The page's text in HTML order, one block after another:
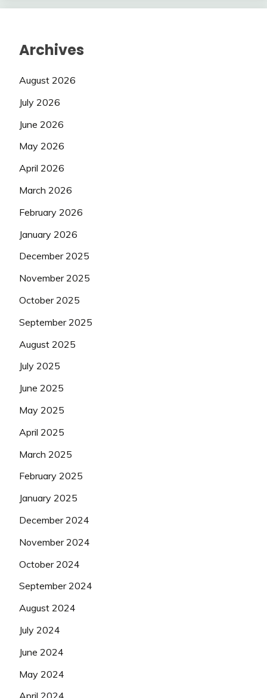
Archives
August 2026
July 2026
June 2026
May 2026
April 2026
March 2026
February 2026
January 2026
December 2025
November 2025
October 2025
September 2025
August 2025
July 2025
June 2025
May 2025
April 2025
March 2025
February 2025
January 2025
December 2024
November 2024
October 2024
September 2024
August 2024
July 2024
June 2024
May 2024